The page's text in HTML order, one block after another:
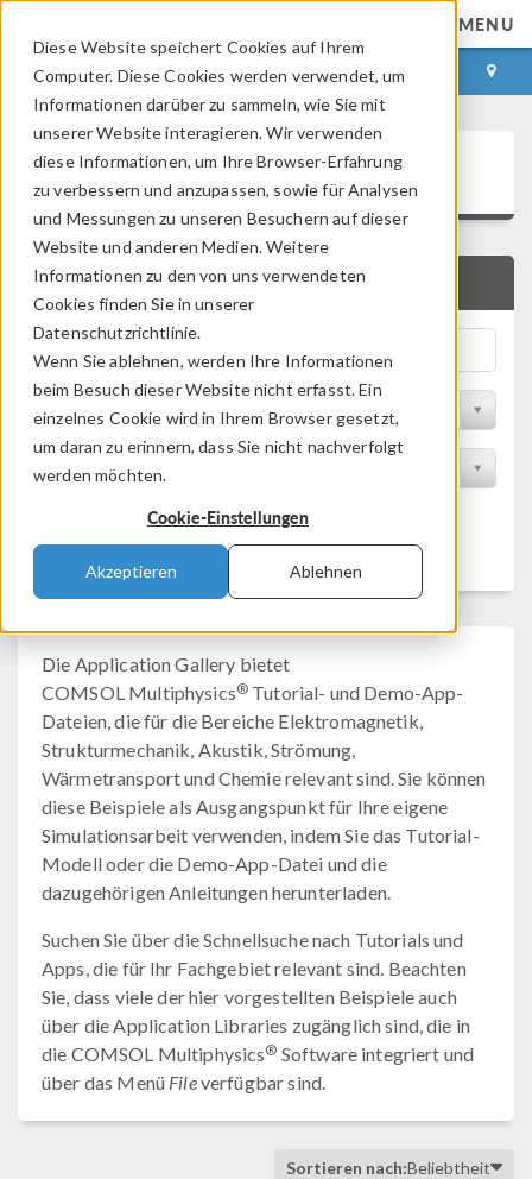
Diese Website speichert Cookies auf Ihrem
Computer. Diese Cookies werden verwendet, um
Informationen darüber zu sammeln, wie Sie mit
unserer Website interagieren. Wir verwenden
diese Informationen, um Ihre Browser-Erfahrung
zu verbessern und anzupassen, sowie für Analysen
und Messungen zu unseren Besuchern auf dieser
Website und anderen Medien. Weitere
Informationen zu den von uns verwendeten
Cookies finden Sie in unserer
Datenschutzrichtlinie.
Wenn Sie ablehnen, werden Ihre Informationen
beim Besuch dieser Website nicht erfasst. Ein
einzelnes Cookie wird in Ihrem Browser gesetzt,
um daran zu erinnern, dass Sie nicht nachverfolgt
werden möchten.
Cookie-Einstellungen
Akzeptieren Ablehnen
MENU
ANMELDEN KONTAKT
Application Gallery
SCHNELLSUCHE
Nach Themenbereich filtern
Nach Produkt filtern
Filtern
Die Application Gallery bietet
COMSOL Multiphysics® Tutorial- und Demo-App-
Dateien, die für die Bereiche Elektromagnetik,
Strukturmechanik, Akustik, Strömung,
Wärmetransport und Chemie relevant sind. Sie können
diese Beispiele als Ausgangspunkt für Ihre eigene
Simulationsarbeit verwenden, indem Sie das Tutorial-
Modell oder die Demo-App-Datei und die
dazugehörigen Anleitungen herunterladen.
Suchen Sie über die Schnellsuche nach Tutorials und
Apps, die für Ihr Fachgebiet relevant sind. Beachten
Sie, dass viele der hier vorgestellten Beispiele auch
über die Application Libraries zugänglich sind, die in
die COMSOL Multiphysics® Software integriert und
über das Menü Fileverfügbar sind.
Sortieren nach:Beliebtheit